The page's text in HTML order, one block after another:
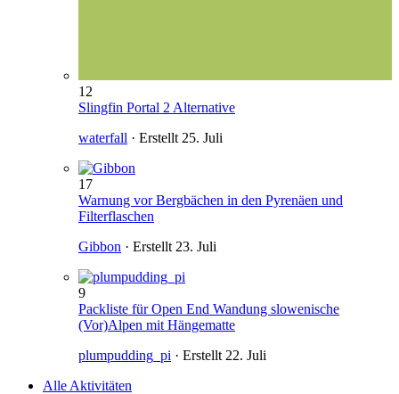
12
Slingfin Portal 2 Alternative
waterfall · Erstellt 25. Juli
17
Warnung vor Bergbächen in den Pyrenäen und
Filterflaschen
Gibbon · Erstellt 23. Juli
9
Packliste für Open End Wandung slowenische
(Vor)Alpen mit Hängematte
plumpudding_pi · Erstellt 22. Juli
Alle Aktivitäten